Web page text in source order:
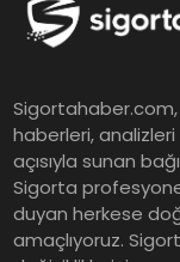
haberleri,
açısıyla sunan
Sigorta
duyan herkese
amaçlıyoruz.